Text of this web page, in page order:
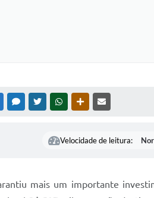
FACEBOOKMESSENGER
TWITTERWHATSAPPOUTRAS MÍDIAS
Velocidade de leitura:
mais um importante